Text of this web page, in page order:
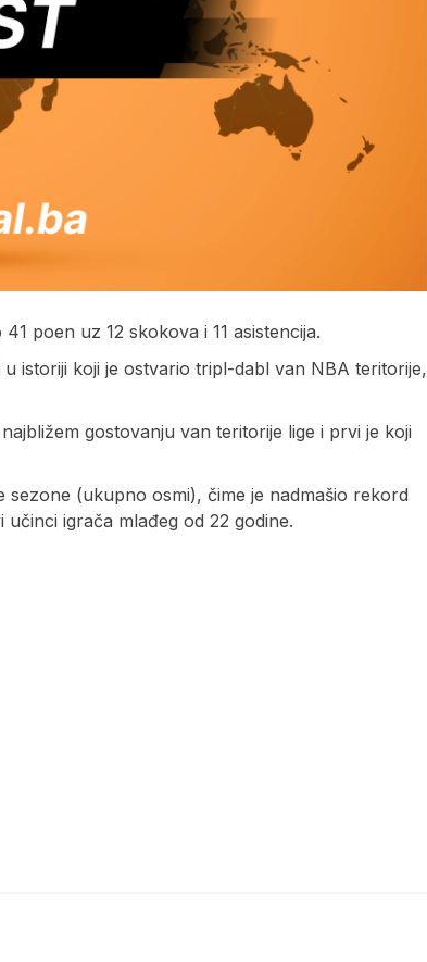
poen uz 12 skokova i 11 asistencija.
istoriji koji je ostvario tripl-dabl van NBA teritorije,
gostovanju van teritorije lige i prvi je koji
(ukupno osmi), čime je nadmašio rekord
igrača mlađeg od 22 godine.